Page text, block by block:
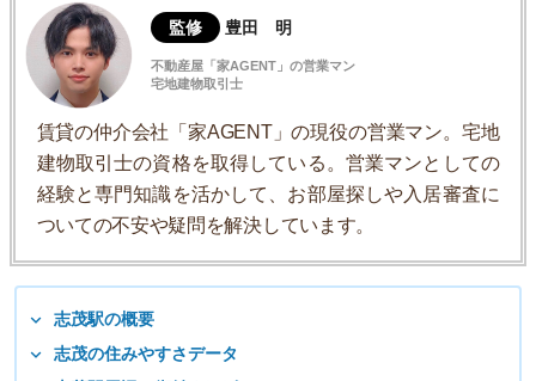
監修 豊田 明
不動産屋「家AGENT」の営業マン
宅地建物取引士
賃貸の仲介会社「家AGENT」の現役の営業マン。宅地
建物取引士の資格を取得している。営業マンとしての
経験と専門知識を活かして、お部屋探しや入居審査に
ついての不安や疑問を解決しています。
志茂駅の概要
志茂の住みやすさデータ